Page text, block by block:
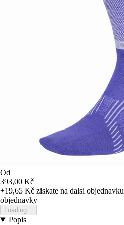
Od
393,00 Kč
+19,65 Kč ziskate na dalsi objednavku
objednavky
Loading...
Popis